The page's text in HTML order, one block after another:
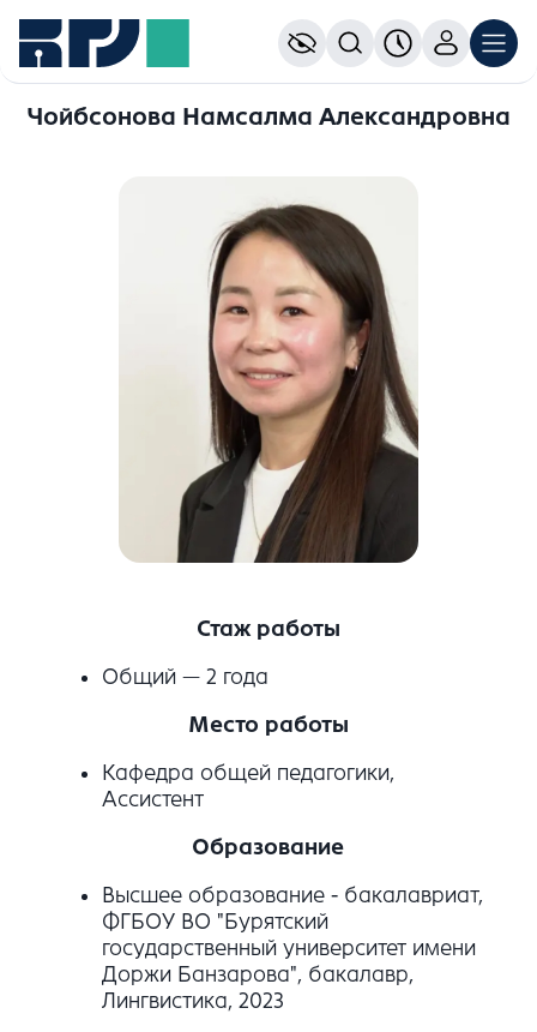
Чойбсонова Намсалма Александровна
Стаж работы
Общий — 2 года
Место работы
Кафедра общей педагогики,
Ассистент
Образование
Высшее образование - бакалавриат,
ФГБОУ ВО "Бурятский
государственный университет имени
Доржи Банзарова", бакалавр,
Лингвистика, 2023